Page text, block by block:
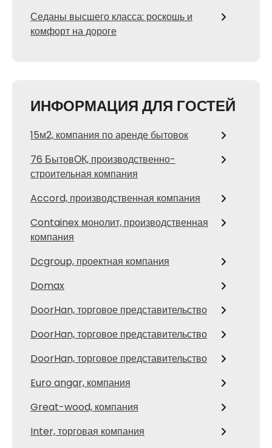
Седаны высшего класса: роскошь и
комфорт на дороге
ИНФОРМАЦИЯ ДЛЯ ГОСТЕЙ
15м2, компания по аренде бытовок
76 БытовОК, производственно-
строительная компания
Accord, производственная компания
Containex монолит, производственная
компания
Dcgroup, проектная компания
Domax
DoorHan, торговое представительство
DoorHan, торговое представительство
DoorHan, торговое представительство
Euro angar, компания
Great-wood, компания
Inter, торговая компания